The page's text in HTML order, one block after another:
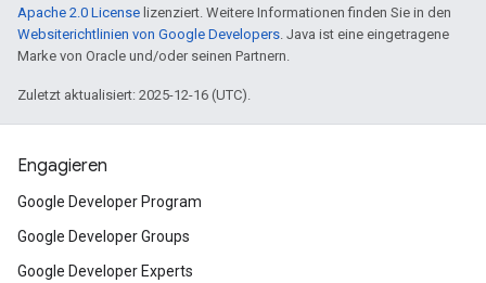
Apache 2.0 License lizenziert. Weitere Informationen finden Sie in den
Websiterichtlinien von Google Developers . Java ist eine eingetragene
Marke von Oracle und/oder seinen Partnern.
Zuletzt aktualisiert: 2025-12-16 (UTC).
Engagieren
Google Developer Program
Google Developer Groups
Google Developer Experts